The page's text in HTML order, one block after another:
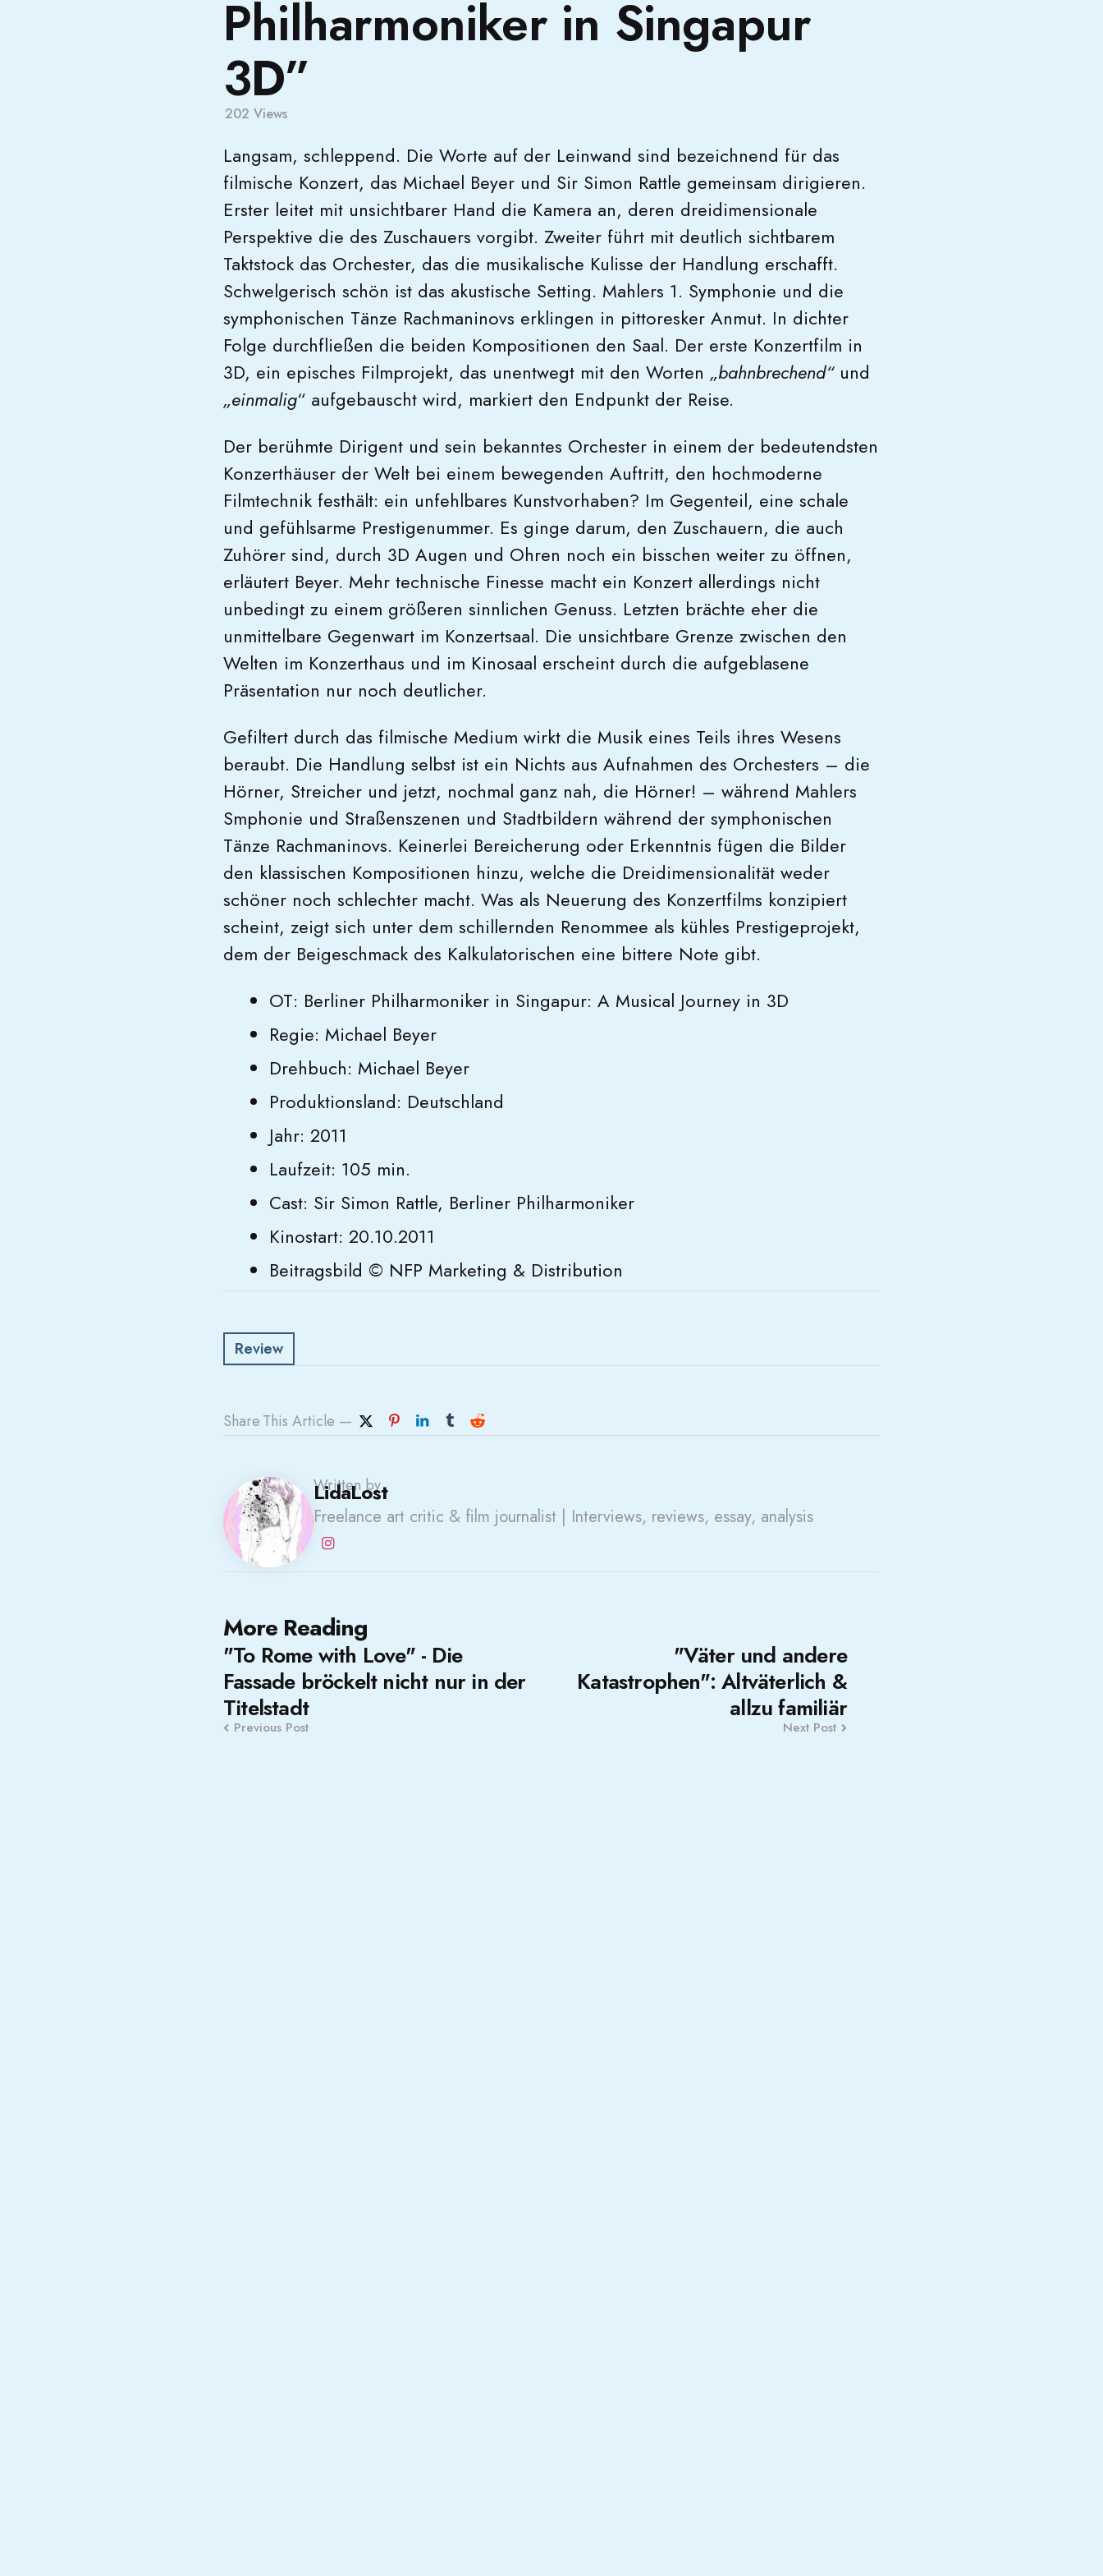
Philharmoniker in Singapur
3D”
202 Views
Langsam, schleppend. Die Worte auf der Leinwand sind bezeichnend für das
filmische Konzert, das Michael Beyer und Sir Simon Rattle gemeinsam dirigieren.
Erster leitet mit unsichtbarer Hand die Kamera an, deren dreidimensionale
Perspektive die des Zuschauers vorgibt. Zweiter führt mit deutlich sichtbarem
Taktstock das Orchester, das die musikalische Kulisse der Handlung erschafft.
Schwelgerisch schön ist das akustische Setting. Mahlers 1. Symphonie und die
symphonischen Tänze Rachmaninovs erklingen in pittoresker Anmut. In dichter
Folge durchfließen die beiden Kompositionen den Saal. Der erste Konzertfilm in
3D, ein episches Filmprojekt, das unentwegt mit den Worten „bahnbrechend“und
„einmalig“ aufgebauscht wird, markiert den Endpunkt der Reise.
Der berühmte Dirigent und sein bekanntes Orchester in einem der bedeutendsten
Konzerthäuser der Welt bei einem bewegenden Auftritt, den hochmoderne
Filmtechnik festhält: ein unfehlbares Kunstvorhaben? Im Gegenteil, eine schale
und gefühlsarme Prestigenummer. Es ginge darum, den Zuschauern, die auch
Zuhörer sind, durch 3D Augen und Ohren noch ein bisschen weiter zu öffnen,
erläutert Beyer. Mehr technische Finesse macht ein Konzert allerdings nicht
unbedingt zu einem größeren sinnlichen Genuss. Letzten brächte eher die
unmittelbare Gegenwart im Konzertsaal. Die unsichtbare Grenze zwischen den
Welten im Konzerthaus und im Kinosaal erscheint durch die aufgeblasene
Präsentation nur noch deutlicher.
Gefiltert durch das filmische Medium wirkt die Musik eines Teils ihres Wesens
beraubt. Die Handlung selbst ist ein Nichts aus Aufnahmen des Orchesters – die
Hörner, Streicher und jetzt, nochmal ganz nah, die Hörner! – während Mahlers
Smphonie und Straßenszenen und Stadtbildern während der symphonischen
Tänze Rachmaninovs. Keinerlei Bereicherung oder Erkenntnis fügen die Bilder
den klassischen Kompositionen hinzu, welche die Dreidimensionalität weder
schöner noch schlechter macht. Was als Neuerung des Konzertfilms konzipiert
scheint, zeigt sich unter dem schillernden Renommee als kühles Prestigeprojekt,
dem der Beigeschmack des Kalkulatorischen eine bittere Note gibt.
OT: Berliner Philharmoniker in Singapur: A Musical Journey in 3D
Regie: Michael Beyer
Drehbuch: Michael Beyer
Produktionsland: Deutschland
Jahr: 2011
Laufzeit: 105 min.
Cast: Sir Simon Rattle, Berliner Philharmoniker
Kinostart: 20.10.2011
Beitragsbild © NFP Marketing & Distribution
Review
ShareThis Article
Written by
LidaLost
Freelance art critic & film journalist | Interviews, reviews, essay, analysis
More Reading
Post
navigation
"To Rome with Love" - Die
Fassade bröckelt nicht nur in der
Titelstadt
Previous Post
"Väter und andere
Katastrophen": Altväterlich &
allzu familiär
Next Post